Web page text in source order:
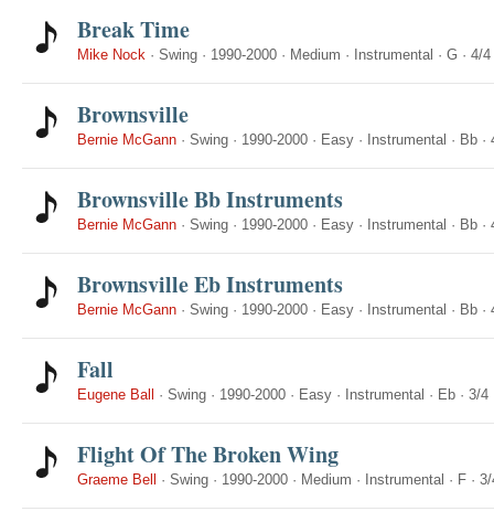
Break Time
Mike Nock · Swing · 1990-2000 · Medium · Instrumental · G · 4/4
Brownsville
Bernie McGann · Swing · 1990-2000 · Easy · Instrumental · Bb ·
Brownsville Bb Instruments
Bernie McGann · Swing · 1990-2000 · Easy · Instrumental · Bb ·
Brownsville Eb Instruments
Bernie McGann · Swing · 1990-2000 · Easy · Instrumental · Bb ·
Fall
Eugene Ball · Swing · 1990-2000 · Easy · Instrumental · Eb · 3/4
Flight Of The Broken Wing
Graeme Bell · Swing · 1990-2000 · Medium · Instrumental · F · 3/